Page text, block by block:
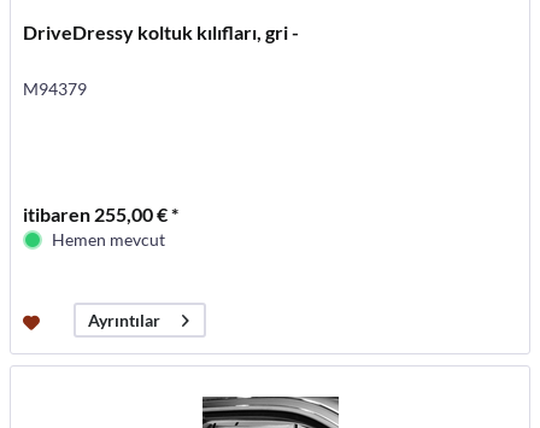
DriveDressy koltuk kılıfları, gri -
M94379
itibaren 255,00 € *
Hemen mevcut
Ayrıntılar